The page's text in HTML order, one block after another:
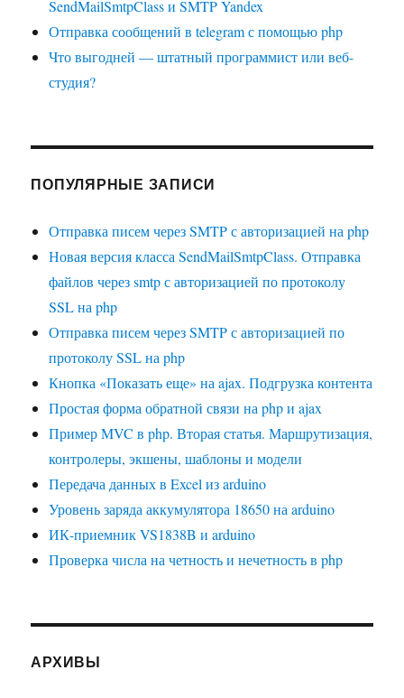
SendMailSmtpClass и SMTP Yandex
Отправка сообщений в telegram с помощью php
Что выгодней — штатный программист или веб-
студия?
ПОПУЛЯРНЫЕ ЗАПИСИ
Отправка писем через SMTP с авторизацией на php
Новая версия класса SendMailSmtpClass. Отправка
файлов через smtp с авторизацией по протоколу
SSL на php
Отправка писем через SMTP с авторизацией по
протоколу SSL на php
Кнопка «Показать еще» на ajax. Подгрузка контента
Простая форма обратной связи на php и ajax
Пример MVC в php. Вторая статья. Маршрутизация,
контролеры, экшены, шаблоны и модели
Передача данных в Excel из arduino
Уровень заряда аккумулятора 18650 на arduino
ИК-приемник VS1838B и arduino
Проверка числа на четность и нечетность в php
АРХИВЫ